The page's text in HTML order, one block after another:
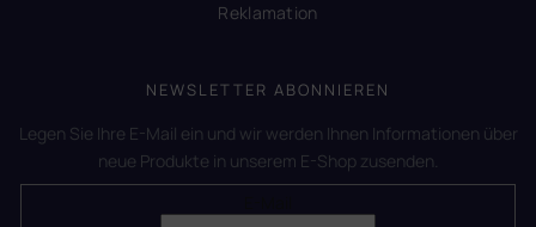
Reklamation
NEWSLETTER ABONNIEREN
Legen Sie Ihre E-Mail ein und wir werden Ihnen Informationen über
neue Produkte in unserem E-Shop zusenden.